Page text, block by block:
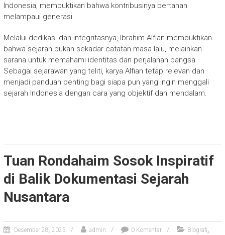
Indonesia, membuktikan bahwa kontribusinya bertahan
melampaui generasi.
Melalui dedikasi dan integritasnya, Ibrahim Alfian membuktikan
bahwa sejarah bukan sekadar catatan masa lalu, melainkan
sarana untuk memahami identitas dan perjalanan bangsa.
Sebagai sejarawan yang teliti, karya Alfian tetap relevan dan
menjadi panduan penting bagi siapa pun yang ingin menggali
sejarah Indonesia dengan cara yang objektif dan mendalam.
Tuan Rondahaim Sosok Inspiratif
di Balik Dokumentasi Sejarah
Nusantara
Desember 28, 2025 admin 0 Komentar Biografi,